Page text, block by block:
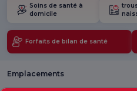
Soins de santé à
domicile
Forfaits de bilan de santé
Emplacements